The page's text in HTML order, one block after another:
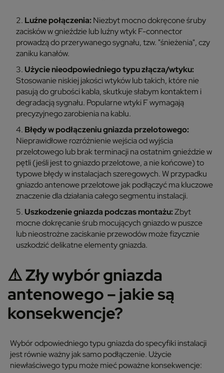
Luźne połączenia: Niezbyt mocno dokręcone śruby
zacisków w gnieździe lub luźny wtyk F-connector
prowadzą do przerywanego sygnału, tzw. "śnieżenia", czy
zaniku kanałów.
Użycie nieodpowiedniego typu złącza/wtyku:
Stosowanie niskiej jakości wtyków lub takich, które nie
pasują do grubości kabla, skutkuje słabym kontaktem i
degradacją sygnału. Popularne wtyki F wymagają
precyzyjnego zarobienia na kablu.
Błędy w podłączeniu gniazda przelotowego:
Nieprawidłowe rozróżnienie wejścia od wyjścia
przelotowego lub brak terminacji na ostatnim gnieździe w
pętli (jeśli jest to gniazdo przelotowe, a nie końcowe) to
typowe błędy w instalacjach szeregowych. W przypadku
gniazdo antenowe przelotowe jak podłączyć ma kluczowe
znaczenie dla działania całego segmentu instalacji.
Uszkodzenie gniazda podczas montażu:Zbyt
mocne dokręcanie śrub mocujących gniazdo w puszce
lub nieostrożne zaciskanie przewodów może fizycznie
uszkodzić delikatne elementy gniazda.
⚠️Zły wybór gniazda
antenowego – jakie są
konsekwencje?
Wybór odpowiedniego typu gniazda do specyfiki instalacji
jest równie ważny jak samo podłączenie. Użycie
niewłaściwego typu może mieć poważne konsekwencje: